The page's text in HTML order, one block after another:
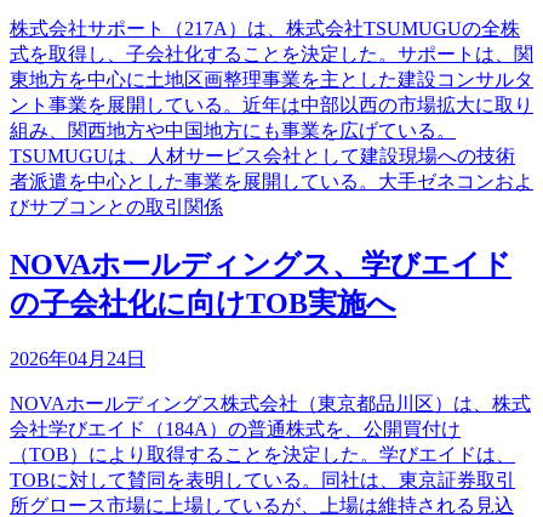
株式会社サポート（217A）は、株式会社TSUMUGUの全株
式を取得し、子会社化することを決定した。サポートは、関
東地方を中心に土地区画整理事業を主とした建設コンサルタ
ント事業を展開している。近年は中部以西の市場拡大に取り
組み、関西地方や中国地方にも事業を広げている。
TSUMUGUは、人材サービス会社として建設現場への技術
者派遣を中心とした事業を展開している。大手ゼネコンおよ
びサブコンとの取引関係
NOVAホールディングス、学びエイド
の子会社化に向けTOB実施へ
2026年04月24日
NOVAホールディングス株式会社（東京都品川区）は、株式
会社学びエイド（184A）の普通株式を、公開買付け
（TOB）により取得することを決定した。学びエイドは、
TOBに対して賛同を表明している。同社は、東京証券取引
所グロース市場に上場しているが、上場は維持される見込